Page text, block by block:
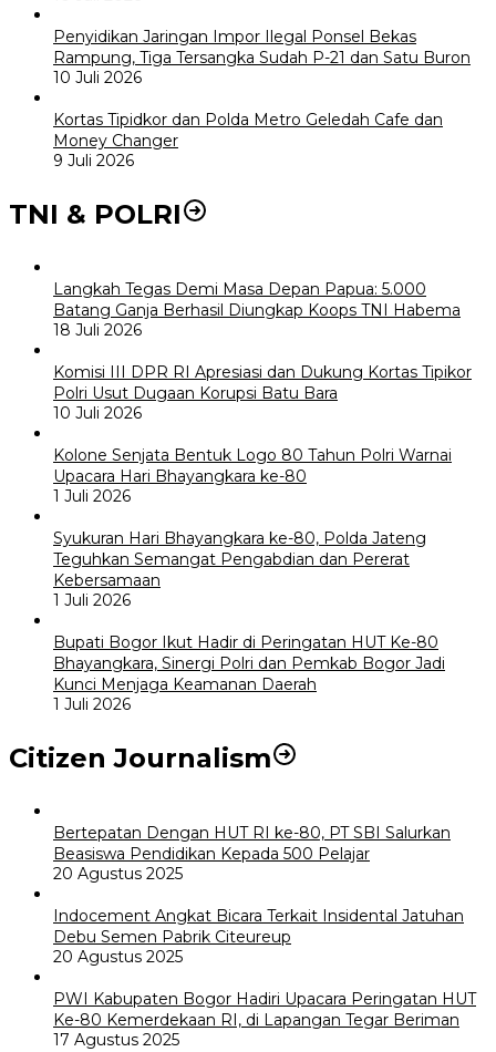
Penyidikan Jaringan Impor Ilegal Ponsel Bekas
Rampung, Tiga Tersangka Sudah P-21 dan Satu Buron
10 Juli 2026
Kortas Tipidkor dan Polda Metro Geledah Cafe dan
Money Changer
9 Juli 2026
TNI & POLRI
Langkah Tegas Demi Masa Depan Papua: 5.000
Batang Ganja Berhasil Diungkap Koops TNI Habema
18 Juli 2026
Komisi III DPR RI Apresiasi dan Dukung Kortas Tipikor
Polri Usut Dugaan Korupsi Batu Bara
10 Juli 2026
Kolone Senjata Bentuk Logo 80 Tahun Polri Warnai
Upacara Hari Bhayangkara ke-80
1 Juli 2026
Syukuran Hari Bhayangkara ke-80, Polda Jateng
Teguhkan Semangat Pengabdian dan Pererat
Kebersamaan
1 Juli 2026
Bupati Bogor Ikut Hadir di Peringatan HUT Ke-80
Bhayangkara, Sinergi Polri dan Pemkab Bogor Jadi
Kunci Menjaga Keamanan Daerah
1 Juli 2026
Citizen Journalism
Bertepatan Dengan HUT RI ke-80, PT SBI Salurkan
Beasiswa Pendidikan Kepada 500 Pelajar
20 Agustus 2025
Indocement Angkat Bicara Terkait Insidental Jatuhan
Debu Semen Pabrik Citeureup
20 Agustus 2025
PWI Kabupaten Bogor Hadiri Upacara Peringatan HUT
Ke-80 Kemerdekaan RI, di Lapangan Tegar Beriman
17 Agustus 2025